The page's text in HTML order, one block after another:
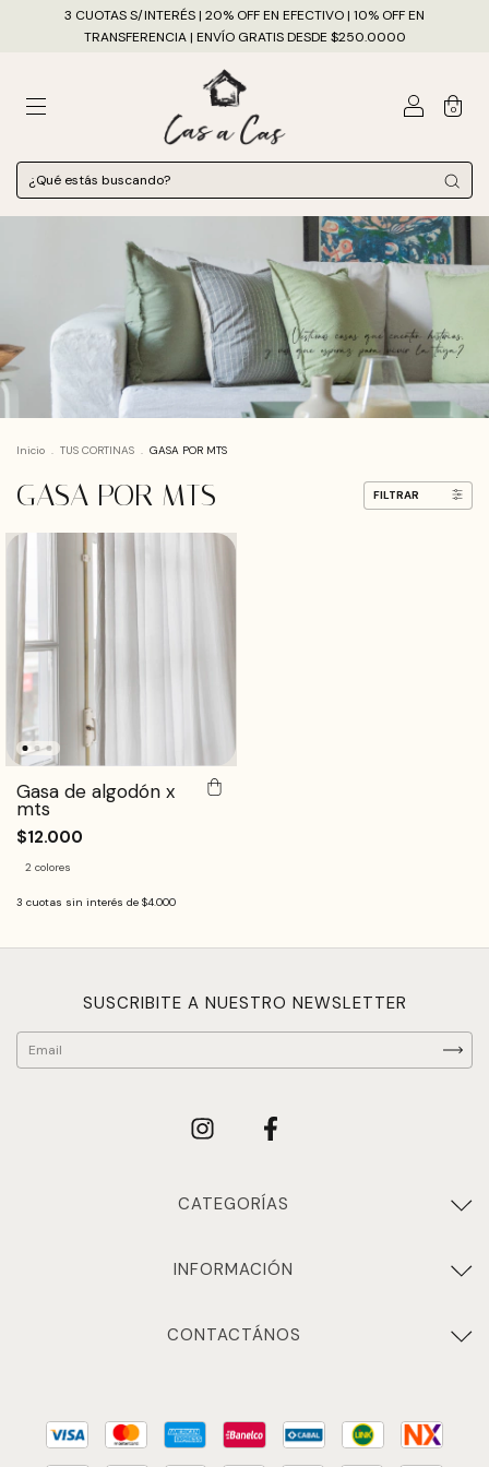
3 CUOTAS S/INTERÉS | 20% OFF EN EFECTIVO | 10% OFF EN
TRANSFERENCIA | ENVÍO GRATIS DESDE $250.0000
0
Inicio . TUS CORTINAS . GASA POR MTS
GASA POR MTS FILTRAR
Gasa de algodón x
mts
$12.000
2 colores
3 cuotas sin interés de $4.000
SUSCRIBITE A NUESTRO NEWSLETTER
CATEGORÍAS
INFORMACIÓN
CONTACTÁNOS